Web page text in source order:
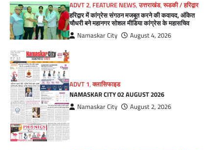
ADVT 2, FEATURE NEWS,उत्तराखंड,रूडकी / हरिद्वार
हरिद्वार में कांग्रेस संगठन मजबूत करने की कवायद, अंकित
चौधरी बने महानगर सोशल मीडिया कांग्रेस के महासचिव
Namaskar City August 4, 2026
ADVT 1,क्लासिफाइड
NAMASKAR CITY 02 AUGUST 2026
Namaskar City August 2, 2026